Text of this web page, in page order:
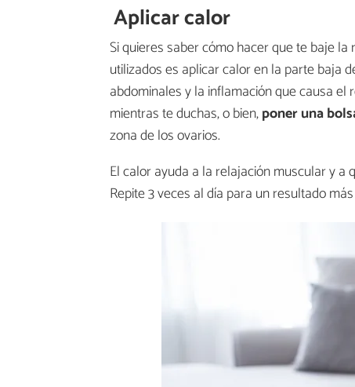
Aplicar calor
Si quieres saber cómo hacer que te baje
utilizados es aplicar calor en la parte baja
abdominales y la inflamación que causa
mientras te duchas, o bien,poneruna
zona de los ovarios.
El calor ayuda a la relajación muscular y a
Repite 3 veces al día para un resultado